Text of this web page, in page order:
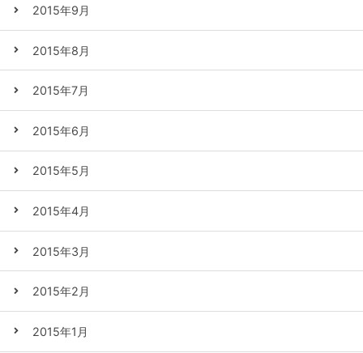
2015年9月
2015年8月
2015年7月
2015年6月
2015年5月
2015年4月
2015年3月
2015年2月
2015年1月